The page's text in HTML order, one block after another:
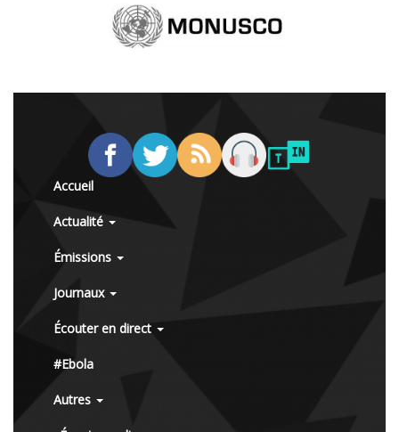
Accueil
Actualité
Émissions
Journaux
Écouter en direct
#Ebola
Autres